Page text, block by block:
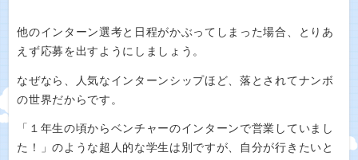
他のインターン選考と日程がかぶってしまった場合、とりあ
えず応募を出すようにしましょう。
なぜなら、人気なインターンシップほど、落とされてナンボ
の世界だからです。
「１年生の頃からベンチャーのインターンで営業していまし
た！」のような超人的な学生は別ですが、自分が行きたいと